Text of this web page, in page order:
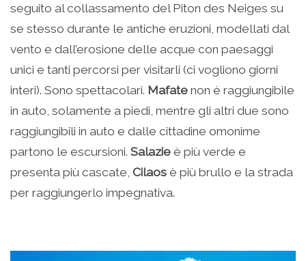
seguito al collassamento del Piton des Neiges su
se stesso durante le antiche eruzioni, modellati dal
vento e dall’erosione delle acque con paesaggi
unici e tanti percorsi per visitarli (ci vogliono giorni
interi). Sono spettacolari. Mafate non è raggiungibile
in auto, solamente a piedi, mentre gli altri due sono
raggiungibili in auto e dalle cittadine omonime
partono le escursioni. Salazie è più verde e
presenta più cascate, Cilaos è più brullo e la strada
per raggiungerlo impegnativa.